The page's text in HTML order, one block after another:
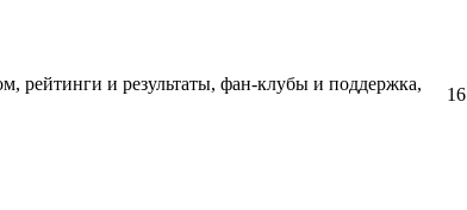
рейтинги и результаты, фан-клубы и поддержка,
16